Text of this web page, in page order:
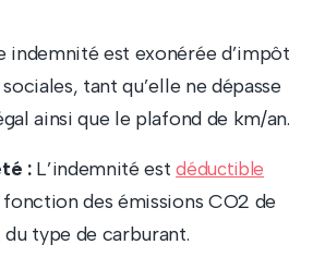
est exonérée d’impôt
tant qu’elle ne dépasse
ainsi que le plafond de km/an.
:L’indemnité estdéductible
fonction des émissions CO2 de
type de carburant.